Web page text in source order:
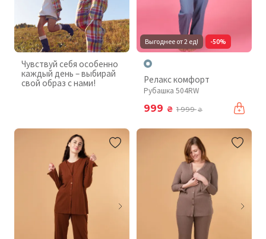
Чувствуй себя особенно
каждый день – выбирай
свой образ с нами!
Выгоднее от 2 ед! -50%
Релакс комфорт
Рубашка 504RW
999 ₴ 1 999₴